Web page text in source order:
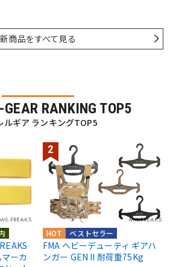
新商品をすべて見る
RANKING TOP5
ルギア ランキングTOP5
ーカ
ベストセラー
HOT
FMA ヘビーデューティ ギアハ
ンガー GEN II 耐荷重75Kg